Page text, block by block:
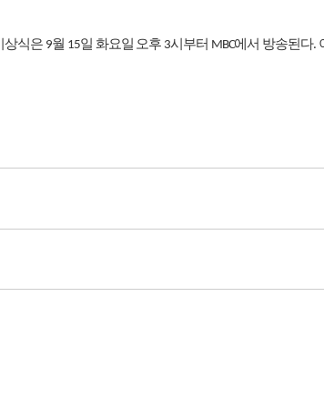
상식은 9월 15일 화요일 오후 3시부터 MBC에서 방송된다.